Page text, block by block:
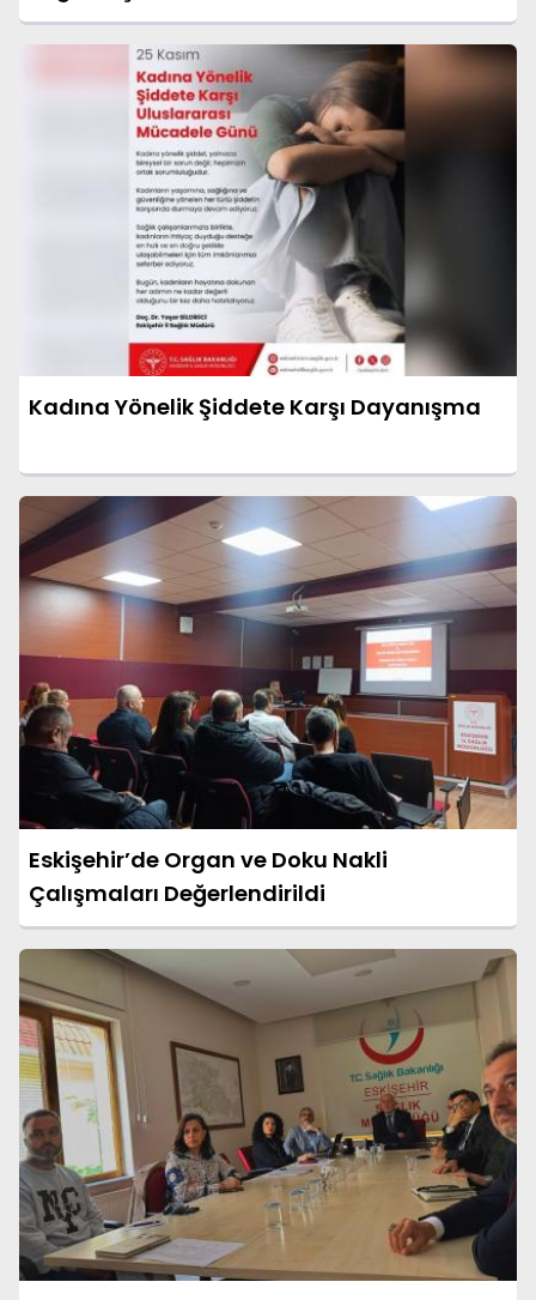
Kadına Yönelik Şiddete Karşı Dayanışma
Eskişehir’de Organ ve Doku Nakli
Çalışmaları Değerlendirildi